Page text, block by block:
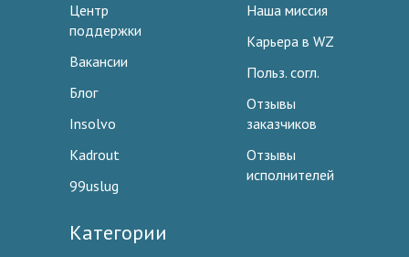
Центр
поддержки
Вакансии
Блог
Insolvo
Kadrout
99uslug
Наша миссия
Карьера в WZ
Польз. согл.
Отзывы
заказчиков
Отзывы
исполнителей
Категории